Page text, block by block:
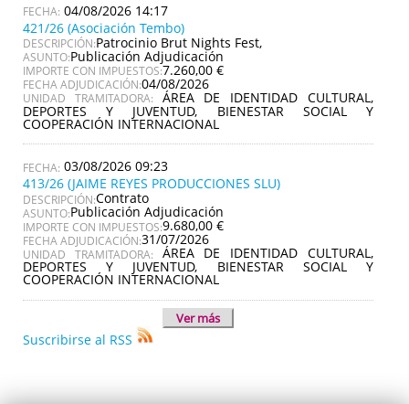
04/08/2026 14:17
421/26 (Asociación Tembo)
DESCRIPCIÓN:Patrocinio Brut Nights Fest,
ASUNTO:Publicación Adjudicación
IMPORTE CON IMPUESTOS:7.260,00 €
FECHA ADJUDICACIÓN:04/08/2026
UNIDAD TRAMITADORA: ÁREA DE IDENTIDAD CULTURAL,
DEPORTES Y JUVENTUD, BIENESTAR SOCIAL Y
COOPERACIÓN INTERNACIONAL
03/08/2026 09:23
413/26 (JAIME REYES PRODUCCIONES SLU)
DESCRIPCIÓN:Contrato
ASUNTO:Publicación Adjudicación
IMPORTE CON IMPUESTOS:9.680,00 €
FECHA ADJUDICACIÓN:31/07/2026
UNIDAD TRAMITADORA: ÁREA DE IDENTIDAD CULTURAL,
DEPORTES Y JUVENTUD, BIENESTAR SOCIAL Y
COOPERACIÓN INTERNACIONAL
Ver más
Suscribirse al RSS